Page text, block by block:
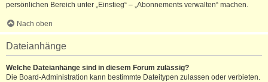
persönlichen Bereich unter „Einstieg“ – „Abonnements verwalten“ machen.
Nach oben
Dateianhänge
Welche Dateianhänge sind in diesem Forum zulässig?
Die Board-Administration kann bestimmte Dateitypen zulassen oder verbieten.